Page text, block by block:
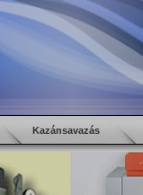
Kazánsavazás